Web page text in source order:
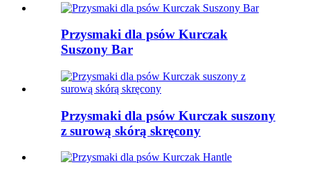
Przysmaki dla psów Kurczak
Suszony Bar
Przysmaki dla psów Kurczak suszony
z surową skórą skręcony